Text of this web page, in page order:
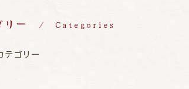
リー Categories
テゴリー